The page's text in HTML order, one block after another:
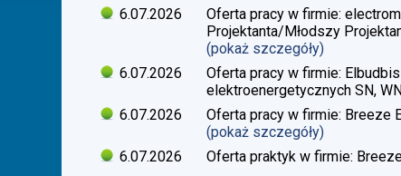
6.07.2026
Oferta pracy w firmie:
Projektanta/Młodszy
(pokaż szczegóły)
6.07.2026
Oferta pracy w firmie:
elektroenergetycznych SN,
6.07.2026
Oferta pracy w firmie: Breeze
(pokaż szczegóły)
6.07.2026
Oferta praktyk w firmie: